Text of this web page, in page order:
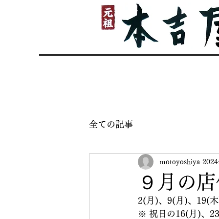
全ての記事
９月の
motoyoshiya
2(月)、9(月)、19(
※ 祝日の16(月)、